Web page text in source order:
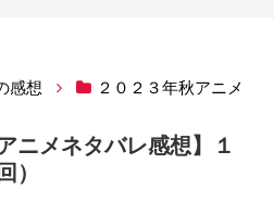
感想 ２０２３年秋アニメ
ニメネタバレ感想】１
）